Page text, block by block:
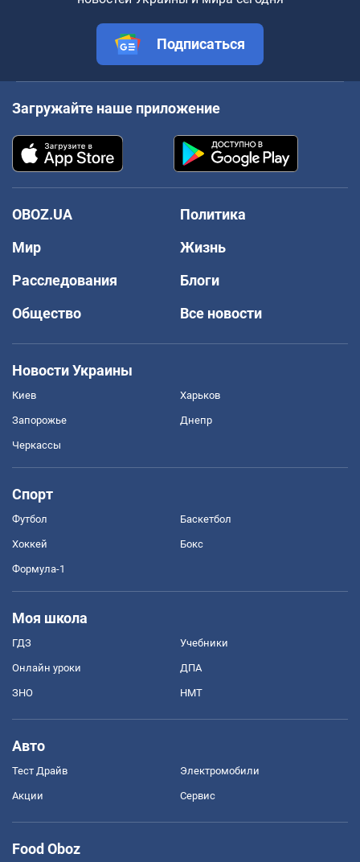
Подписаться
Загружайте наше приложение
OBOZ.UA
Политика
Мир
Жизнь
Расследования
Блоги
Общество
Все новости
Новости Украины
Киев Харьков
Запорожье Днепр
Черкассы
Спорт
Футбол Баскетбол
Хоккей Бокс
Формула-1
Моя школа
ГДЗ Учебники
Онлайн уроки ДПА
ЗНО НМТ
Авто
Тест Драйв Электромобили
Акции Сервис
Food Oboz